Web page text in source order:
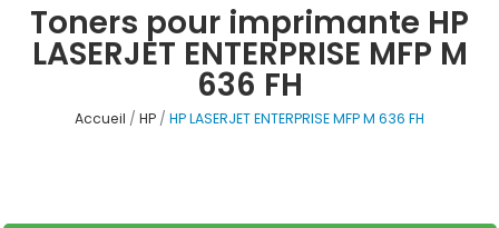
Toners pour imprimante HP
LASERJET ENTERPRISE MFP M
636 FH
Accueil HP HP LASERJET ENTERPRISE MFP M 636 FH